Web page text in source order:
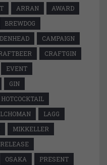
ARRAN
AWARD
BREWDOG
CAMPAIGN
CRAFTGIN
EVENT
GIN
HOTCOCKTAIL
LAGG
MIKKELLER
OSAKA
PRESENT